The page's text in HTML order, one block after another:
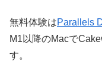
無料体験はParallels
M1以降のMacで
す。